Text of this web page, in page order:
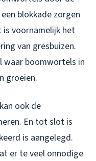
blokkade zorgen
voornamelijk het
van gresbuizen.
waar boomwortels in
groeien.
ook de
En tot slot is
is aangelegd.
er te veel onnodige